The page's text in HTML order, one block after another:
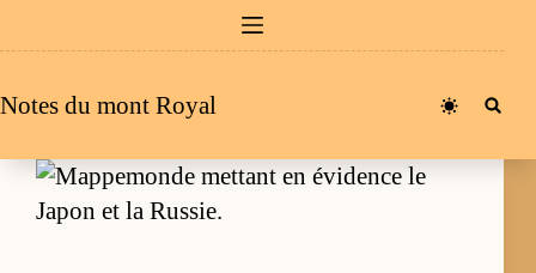
au
Notes du mont Royal